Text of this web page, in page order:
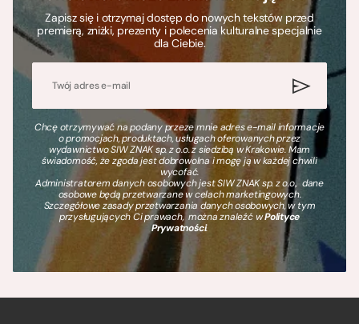
Zapisz się i otrzymaj dostęp do nowych tekstów przed
premierą, zniżki, prezenty i polecenia kulturalne specjalnie
dla Ciebie.
Chcę otrzymywać na podany przeze mnie adres e-mail informacje
o promocjach, produktach, usługach oferowanych przez
wydawnictwo SIW ZNAK sp. z o.o. z siedzibą w Krakowie. Mam
świadomość, że zgoda jest dobrowolna i mogę ją w każdej chwili
wycofać.
Administratorem danych osobowych jest SIW ZNAK sp. z o.o., dane
osobowe będą przetwarzane w celach marketingowych.
Szczegółowe zasady przetwarzania danych osobowych, w tym
przysługujących Ci prawach, można znaleźć wPolityce
Prywatności.